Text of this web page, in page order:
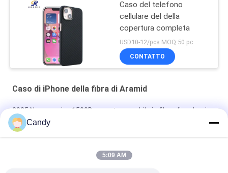
Caso del telefono
cellulare del della
copertura completa
USD10-12/pcs MOQ:50 pc
CONTATTO
Caso di iPhone della fibra di Aramid
2025 Nuovo arrivo 1500D copertura mobile in fibra di carbonio
di aramide per iPhone 17 Pro Max
Cover per cellulare in fibra di carbonio aramidica premium con
Candy
5:09 AM